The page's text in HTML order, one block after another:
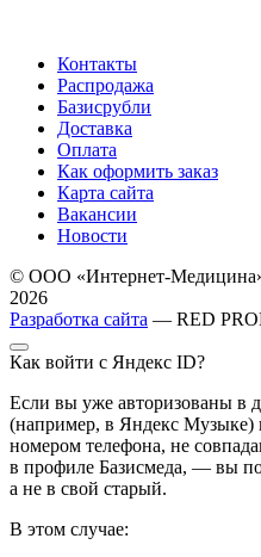
Контакты
Распродажа
Базисрубли
Доставка
Оплата
Как оформить заказ
Карта сайта
Вакансии
Новости
© ООО «Интернет-
2026
Разработка сайта — RED
Как войти с Яндекс ID?
Если вы уже авторизованы в
(например, в Яндекс Музыке)
номером телефона, не
в профиле Базисмеда, — вы
а не в свой старый.
В этом случае: